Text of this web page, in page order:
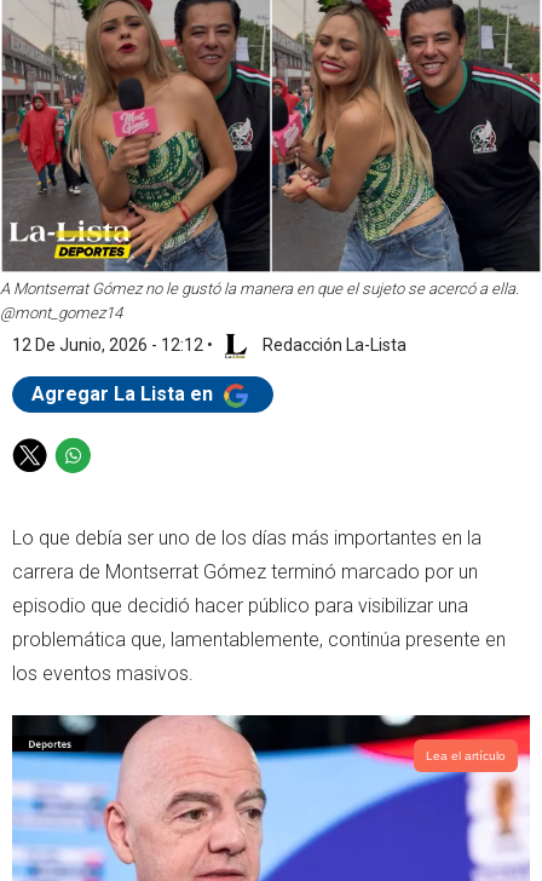
A Montserrat Gómez no le gustó la manera en que el sujeto se acercó a ella.
@mont_gomez14
12 De Junio, 2026 - 12:12 • Redacción La-Lista
Agregar La Lista en
T
t
t
e
r
W
t
s
a
p
p
Lo que debía ser uno de los días más importantes en la
carrera de Montserrat Gómez terminó marcado por un
episodio que decidió hacer público para visibilizar una
problemática que, lamentablemente, continúa presente en
los eventos masivos.
Lea el artículo